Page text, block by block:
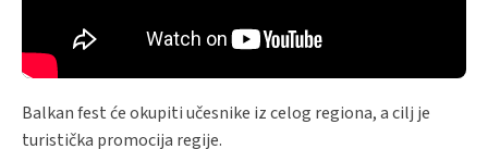
Balkan fest će okupiti učesnike iz celog regiona, a cilj je
turistička promocija regije.